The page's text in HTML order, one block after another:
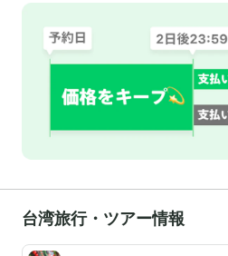
台湾旅行・ツアー情報